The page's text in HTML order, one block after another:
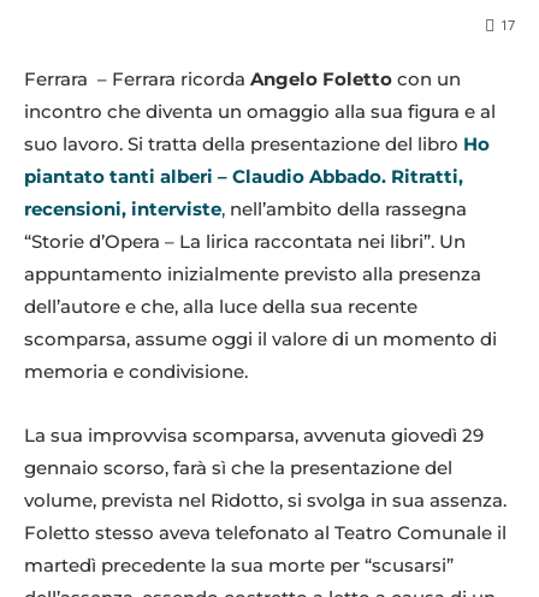
17
Ferrara – Ferrara ricorda Angelo Foletto con un
incontro che diventa un omaggio alla sua figura e al
suo lavoro. Si tratta della presentazione del libro Ho
piantato tanti alberi – Claudio Abbado. Ritratti,
recensioni, interviste, nell’ambito della rassegna
“Storie d’Opera – La lirica raccontata nei libri”. Un
appuntamento inizialmente previsto alla presenza
dell’autore e che, alla luce della sua recente
scomparsa, assume oggi il valore di un momento di
memoria e condivisione.
La sua improvvisa scomparsa, avvenuta giovedì 29
gennaio scorso, farà sì che la presentazione del
volume, prevista nel Ridotto, si svolga in sua assenza.
Foletto stesso aveva telefonato al Teatro Comunale il
martedì precedente la sua morte per “scusarsi”